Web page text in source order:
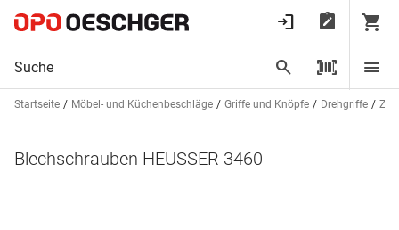
Startseite Möbel- und Küchenbeschläge Griffe und Knöpfe Drehgriffe
Blechschrauben HEUSSER 3460